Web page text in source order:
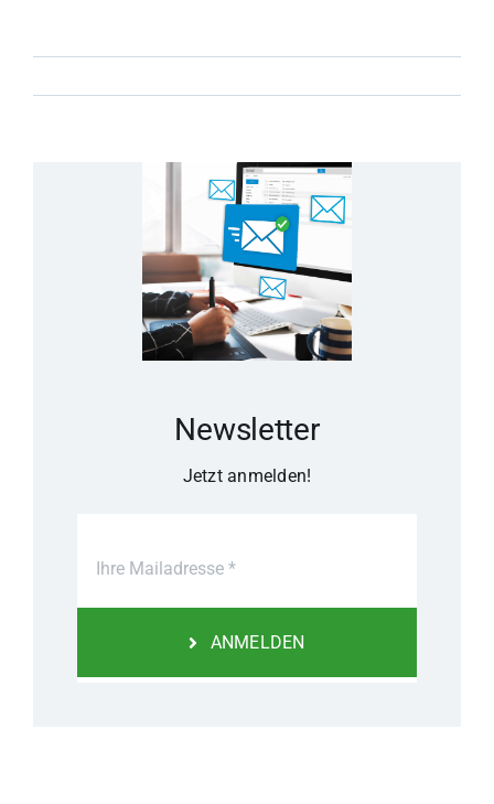
Newsletter
Jetzt anmelden!
ANMELDEN